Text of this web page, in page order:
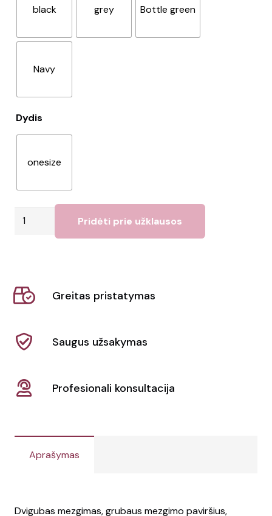
black grey Bottle green
Navy
Dydis
onesize
produkto
Winter
RC027X
Pridėti prie užklausos
Greitas pristatymas
Saugus užsakymas
Profesionali konsultacija
Aprašymas
Dvigubas mezgimas, grubaus mezgimo paviršius,